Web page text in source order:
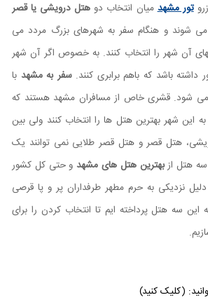
تور مشهدمیان انتخاب دو هتل درویشی یا قصر
شوند و هنگام سفر به شهرهای بزرگ مردد می
آن شهر را انتخاب کنند. به خصوص اگر آن شهر
باشد که باهم برابری کنند.سفر به مشهد با
می شود. قشری خاص از مسافران مشهد هستند که
این شهر بهترین هتل ها را انتخاب کنند ولی بین
هتل قصر و هتل قصر طلایی نمی توانند یک
سه هتل ازبهترین هتل های مشهد و حتی کل کشور
نزدیکی به حرم مطهر طرفداران پر و پا قرصی
این سه هتل پرداخته ایم تا انتخاب کردن را برای
(کلیک کنید)